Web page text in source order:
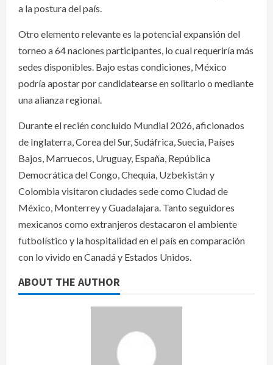
a la postura del país.
Otro elemento relevante es la potencial expansión del
torneo a 64 naciones participantes, lo cual requeriría más
sedes disponibles. Bajo estas condiciones, México
podría apostar por candidatearse en solitario o mediante
una alianza regional.
Durante el recién concluido Mundial 2026, aficionados
de Inglaterra, Corea del Sur, Sudáfrica, Suecia, Países
Bajos, Marruecos, Uruguay, España, República
Democrática del Congo, Chequia, Uzbekistán y
Colombia visitaron ciudades sede como Ciudad de
México, Monterrey y Guadalajara. Tanto seguidores
mexicanos como extranjeros destacaron el ambiente
futbolístico y la hospitalidad en el país en comparación
con lo vivido en Canadá y Estados Unidos.
ABOUT THE AUTHOR